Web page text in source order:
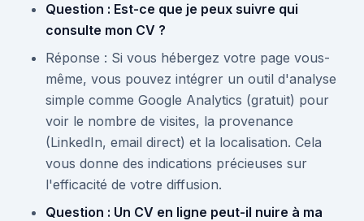
Question : Est-ce que je peux suivre qui
consulte mon CV ?
Réponse : Si vous hébergez votre page vous-
même, vous pouvez intégrer un outil d'analyse
simple comme Google Analytics (gratuit) pour
voir le nombre de visites, la provenance
(LinkedIn, email direct) et la localisation. Cela
vous donne des indications précieuses sur
l'efficacité de votre diffusion.
Question : Un CV en ligne peut-il nuire à ma